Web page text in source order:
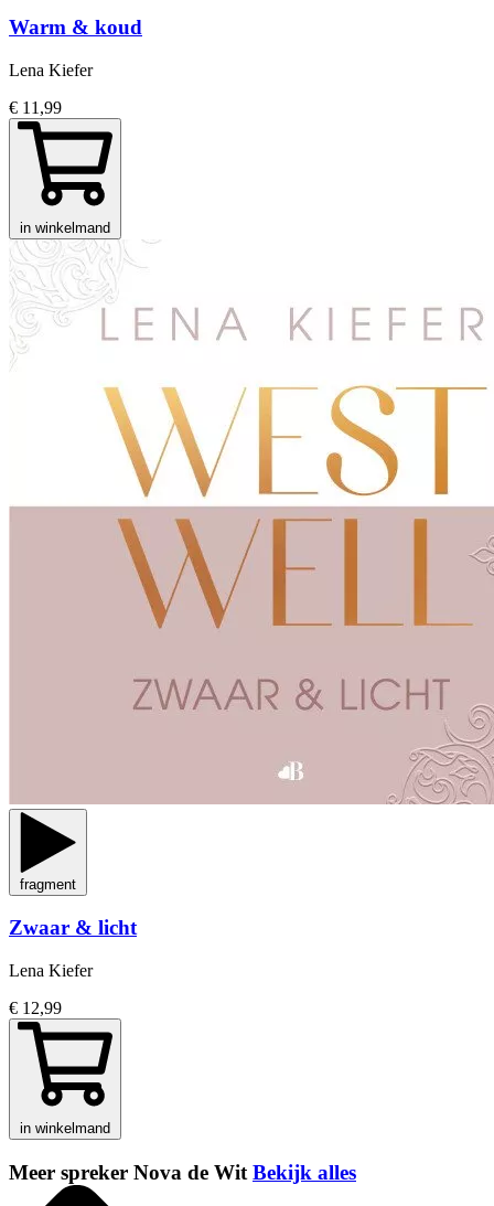
Warm & koud
Lena Kiefer
€ 11,99
in winkelmand
fragment
Zwaar & licht
Lena Kiefer
€ 12,99
in winkelmand
Meer spreker Nova de Wit Bekijk alles